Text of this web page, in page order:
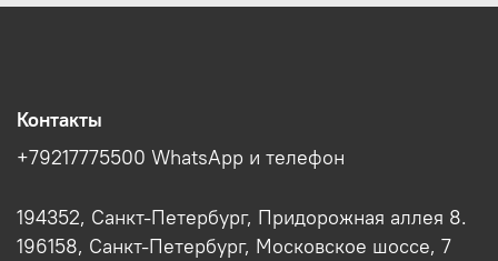
Контакты
+79217775500 WhatsApp и телефон
194352, Санкт-Петербург, Придорожная аллея 8.
196158, Санкт-Петербург, Московское шоссе, 7